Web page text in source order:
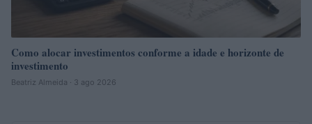
Como alocar investimentos conforme a idade e horizonte de
investimento
Beatriz Almeida · 3 ago 2026